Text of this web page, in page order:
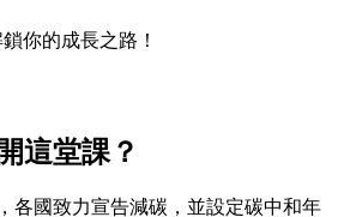
你的成長之路！
這堂課？
各國致力宣告減碳，並設定碳中和年